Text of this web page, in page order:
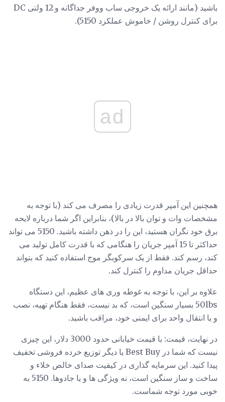
باشید (مانند ارائه یک خروجی ساب ووفر جداگانه و 12 ولتی DC
برای کنترل روشن / خاموش عملکرد 5150).
ad
همچنین این آمپر قدرت زیادی را مصرف می کند (با توجه به
مشخصات وات و توان بالا در بالا)، بنابراین اگر شما درباره لایحه
برق خود نگران هستید، این را در ذهن داشته باشید. 5150 می تواند
حداکثر تا 15 آمپر جریان را هنگامی که با قدرت کامل تولید می
کند، رسم کند. فقط از یک سرکوبگر موج استفاده کنید که بتواند
حداقل جریان مداوم را کنترل کند.
علاوه بر این، با توجه به غوطه وری های عظیم، این دستگاه
50lbs بسیار سنگین است، که بد نیست، فقط هنگام تهیه، نصب
و یا انتقال واحد برای ایمنی خود، مراقب باشید.
در نهایت، قیمت: با قیمت خیابانی حدود 3000 دلار، این چیزی
نیست که شما در Best Buy یا دیگر توزیع خرده فروشی تخفیف
پیدا کنید. این سرمایه گذاری در کیفیت صدای خالص خلاء و
ساخت و ساز سنگین است، نه ویژگی ها و یا جادوها. 5150 به
خوبی مورد توجه شماست.